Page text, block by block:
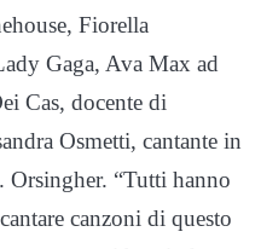
Fiorella
Gaga, Ava Max ad
Cas, docente di
Osmetti, cantante in
“Tutti hanno
canzoni di questo